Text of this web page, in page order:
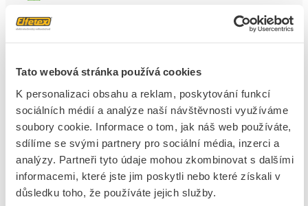
Tato webová stránka používá cookies
K personalizaci obsahu a reklam, poskytování funkcí
sociálních médií a analýze naší návštěvnosti využíváme
soubory cookie. Informace o tom, jak náš web používáte,
sdílíme se svými partnery pro sociální média, inzerci a
analýzy. Partneři tyto údaje mohou zkombinovat s dalšími
informacemi, které jste jim poskytli nebo které získali v
důsledku toho, že používáte jejich služby.
Přidat k porovnání
Kód ELFETEX
10.068.193
EAN
4977766685412
PLBRTZE251XG
Značka
BROTHER
Cena s DPH 576,88 Kč/ks
do košíku